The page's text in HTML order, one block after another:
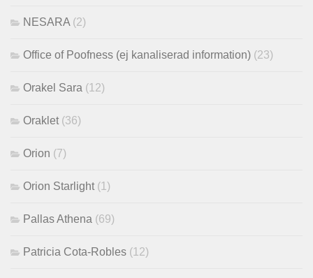
NESARA (2)
Office of Poofness (ej kanaliserad information) (23)
Orakel Sara (12)
Oraklet (36)
Orion (7)
Orion Starlight (1)
Pallas Athena (69)
Patricia Cota-Robles (12)